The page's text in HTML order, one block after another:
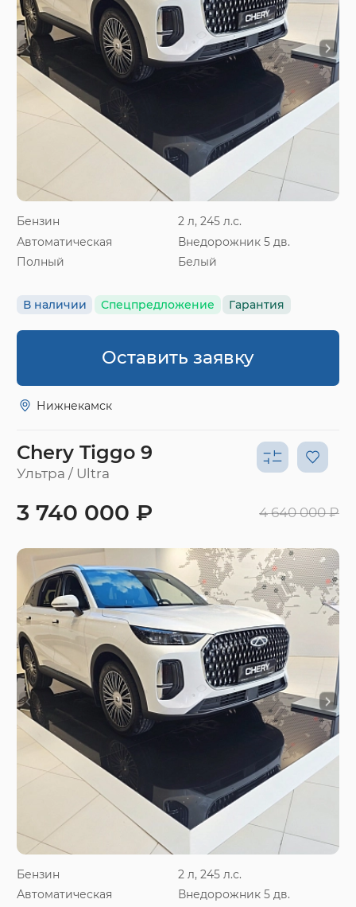
Бензин
2 л, 245 л.с.
Автоматическая
Внедорожник 5 дв.
Полный
Белый
В наличии Спецпредложение Гарантия
Оставить заявку
Нижнекамск
Chery Tiggo 9
Ультра / Ultra
Бензин
2 л, 245 л.с.
Автоматическая
Внедорожник 5 дв.
3 740 000 ₽ 4 640 000 ₽